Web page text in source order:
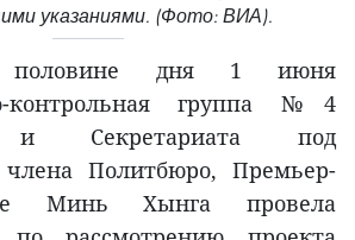
указаниями. (Фото: ВИА).
дня 1 июня
контрольная группа №4
и Секретариата под
члена Политбюро, Премьер-
Минь Хынга провела